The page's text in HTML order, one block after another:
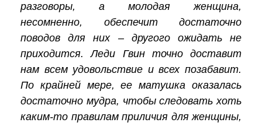
разговоры, а молодая женщина,
несомненно, обеспечит достаточно
поводов для них – другого ожидать не
приходится. Леди Гвин точно доставит
нам всем удовольствие и всех позабавит.
По крайней мере, ее матушка оказалась
достаточно мудра, чтобы следовать хоть
каким-то правилам приличия для женщины,